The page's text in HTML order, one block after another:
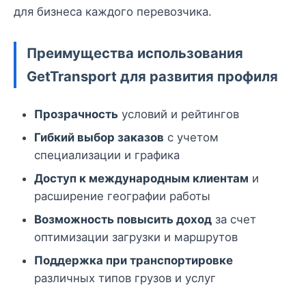
для бизнеса каждого перевозчика.
Преимущества использования
GetTransport для развития профиля
Прозрачность условий и рейтингов
Гибкий выбор заказов с учетом
специализации и графика
Доступ к международным клиентам и
расширение географии работы
Возможность повысить доход за счет
оптимизации загрузки и маршрутов
Поддержка при транспортировке
различных типов грузов и услуг